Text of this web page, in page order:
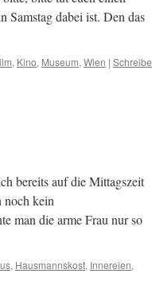
Samstag dabei ist. Den das
, Kino, Museum, Wien | Schreibe
bereits auf die Mittagszeit
noch kein
man die arme Frau nur so
, Hausmannskost, Innereien,